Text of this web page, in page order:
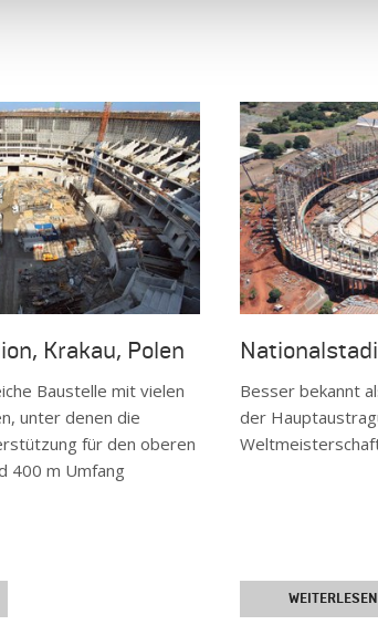
Krakau, Polen
Baustelle mit vielen
unter denen die
für den oberen
400 m Umfang
Besser bekannt
der
WEITERLESEN